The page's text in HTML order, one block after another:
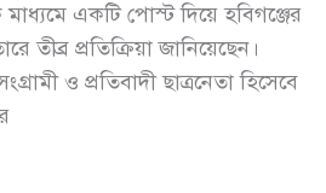
একটি পোস্ট দিয়ে হবিগঞ্জের
তীব্র প্রতিক্রিয়া জানিয়েছেন।
ও প্রতিবাদী ছাত্রনেতা হিসেবে